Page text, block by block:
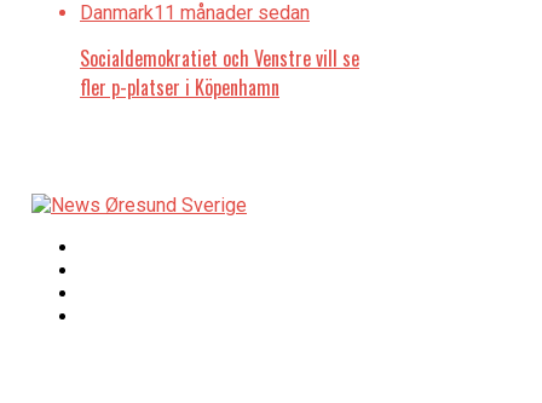
Danmark11 månader sedan
Socialdemokratiet och Venstre vill se
fler p-platser i Köpenhamn